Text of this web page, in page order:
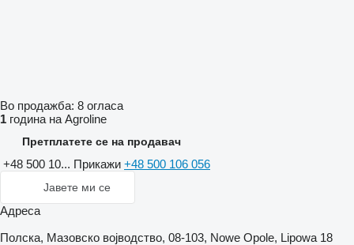
Во продажба: 8 огласа
1 година на Agroline
Претплатете се на продавач
+48 500 10... Прикажи +48 500 106 056
Јавете ми се
Адреса
Полска, Мазовско војводство, 08-103, Nowe Opole, Lipowa 18